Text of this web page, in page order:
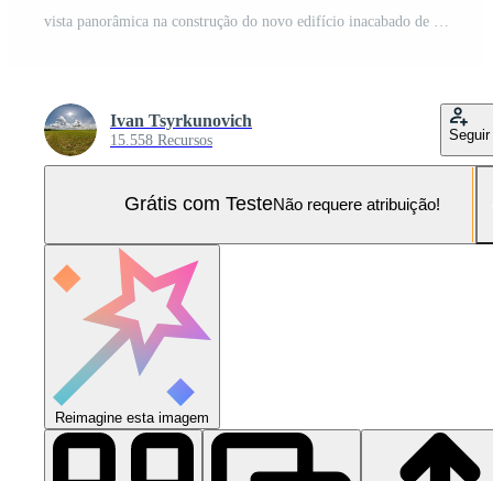
Ivan Tsyrkunovich
15.558 Recursos Seguir
Grátis com TesteNão requere atribuição!
Reimagine esta imagem